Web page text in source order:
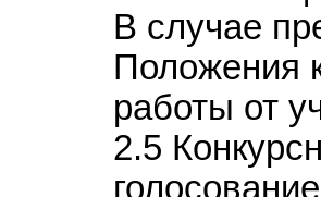
В случае
Положения
работы от
2.5